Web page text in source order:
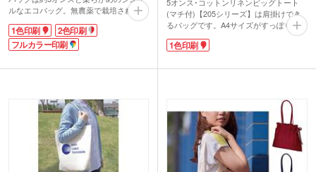
ルなエコバッグ。無農薬で栽培されたオ
ーガニックコットンを使用した地球にや
さしい商品です。
マチなしのフラットタイプは資料やパン
企業の展示会で配布するオリジナルバッ
いことを考えずデザインできます。
1色印刷
2色印刷
フルカラー印刷
5オンス･コットンリネンビッグトート
(マチ付)【205シリーズ】は肩掛けでき
るバッグです。A4サイズがすっぽり入る
サイズ感。生地はコットンとリネンのい
いとこ取り。しなやかで涼し気な質感が
チも付いているからたっぷりと荷物を入
ベルティとしてロゴを印刷すれば、オリ
ジナルの限定ショッパーとしてキャンペ
ーンの目玉になります。
1色印刷